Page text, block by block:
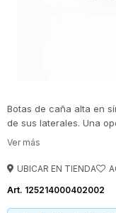
Botas de caña alta en
de sus laterales. Una
vestidos, shorts o faldas!
UBICAR EN TIENDA
125214000402002